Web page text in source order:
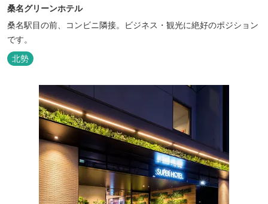
桑名グリーンホテル
桑名駅目の前、コンビニ隣接。ビジネス・観光に絶好のポジション
です。
北勢